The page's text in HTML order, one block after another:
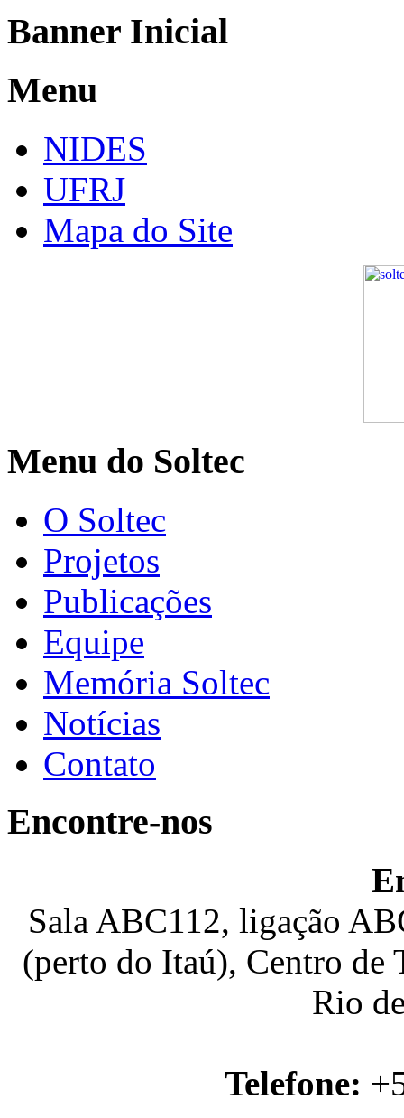
Banner Inicial
Menu
NIDES
UFRJ
Mapa do Site
Menu do Soltec
O Soltec
Projetos
Publicações
Equipe
Memória Soltec
Notícias
Contato
Encontre-nos
Sala ABC112, ligação
(perto do Itaú), Centro de
Rio
Telefone: